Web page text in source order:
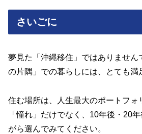
さいごに
夢見た「沖縄移住」ではありません
の片隅」での暮らしには、とても満
住む場所は、人生最大のポートフォ
「憧れ」だけでなく、10年後・20
がら選んでみてください。